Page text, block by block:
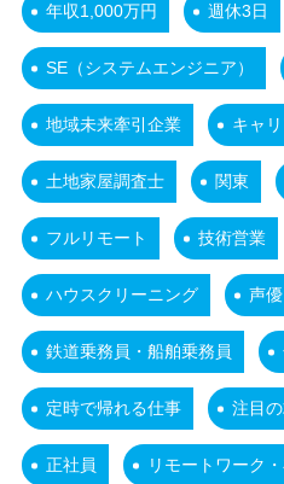
年収1,000万円 週休3日
SE（システムエンジニア）
地域未来牽引企業 キャ
土地家屋調査士 関東
フルリモート 技術営業
ハウスクリーニング 声
鉄道乗務員・船舶乗務員
定時で帰れる仕事 注目
正社員 リモートワーク